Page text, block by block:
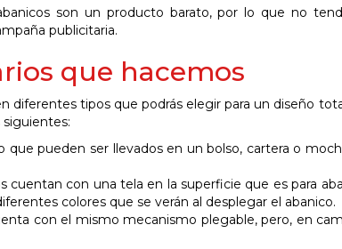
son un producto barato, por lo que no
publicitaria.
que hacemos
diferentes tipos que podrás elegir para un diseño
que pueden ser llevados en un bolso, cartera o
cuentan con una tela en la superficie que es para
colores que se verán al desplegar el abanico.
con el mismo mecanismo plegable, pero, en